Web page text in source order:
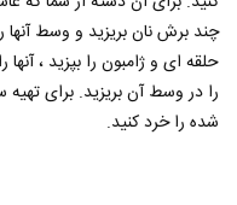
چند برش نان بریزید و وسط
حلقه ای و ژامبون را بپزید ،
را در وسط آن بریزید. برای
شده را خرد کنید.